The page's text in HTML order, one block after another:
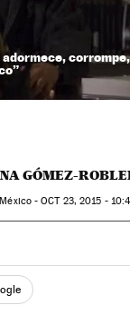
adormece,
GÓMEZ-
-OCT23, 2015 -
Twitter
Redes Sociales